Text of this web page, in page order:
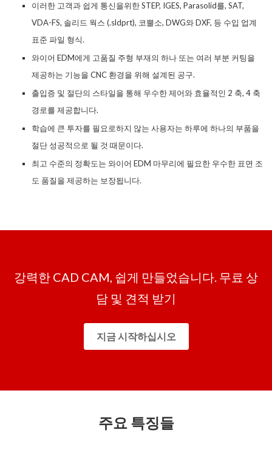
이러한 고객과 쉽게 통신을위한 STEP, IGES, Parasolid를, SAT,
VDA-FS, 솔리드 웍스 (.sldprt), 코뿔소, DWG와 DXF, 등 수입 업계
표준 파일 형식.
와이어 EDM에게 고품질 주형 부재의 하나 또는 여러 부분 커팅을
제공하는 기능을 CNC 환경을 위해 설계된 공구.
출입증 및 절단의 스타일을 통해 우수한 제어와 효율적인 2 축, 4 축
경로를 제공합니다.
학습에 큰 투자를 필요로하지 않는 사용자는 하루에 하나의 부품을
절단 성공적으로 될 것 때문이다.
최고 수준의 정확도는 와이어 EDM 마무리에 필요한 우수한 표면 조
도 품질을 제공하는 보장됩니다.
강력한 CAD CAM, 쉽게 만들었습니다. 무료 상
담 및 견적 받기
지금 시작하십시오
주요 특징들